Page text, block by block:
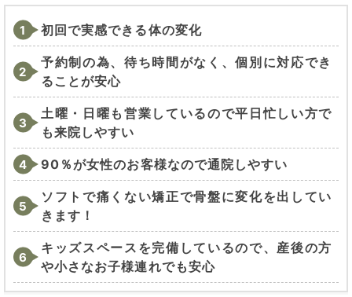
初回で実感できる体の変化
予約制の為、待ち時間がなく、個別に対応でき
ることが安心
土曜・日曜も営業しているので平日忙しい方で
も来院しやすい
90％が女性のお客様なので通院しやすい
ソフトで痛くない矯正で骨盤に変化を出してい
きます！
キッズスペースを完備しているので、産後の方
や小さなお子様連れでも安心